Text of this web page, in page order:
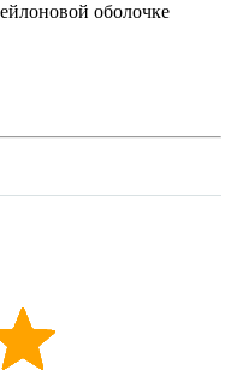
оболочке